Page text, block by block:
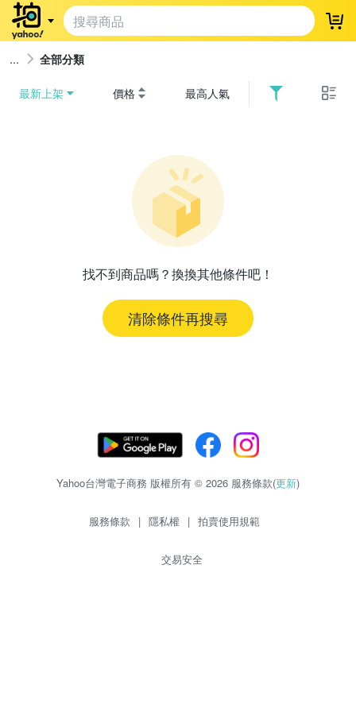
登
全部分類
最新上架 價格 最高人氣
找不到商品嗎？換換其他條件吧！
清除條件再搜尋
Yahoo台灣電子商務 版權所有 © 2026 服務條款(更新)
服務條款 | 隱私權 | 拍賣使用規範
交易安全